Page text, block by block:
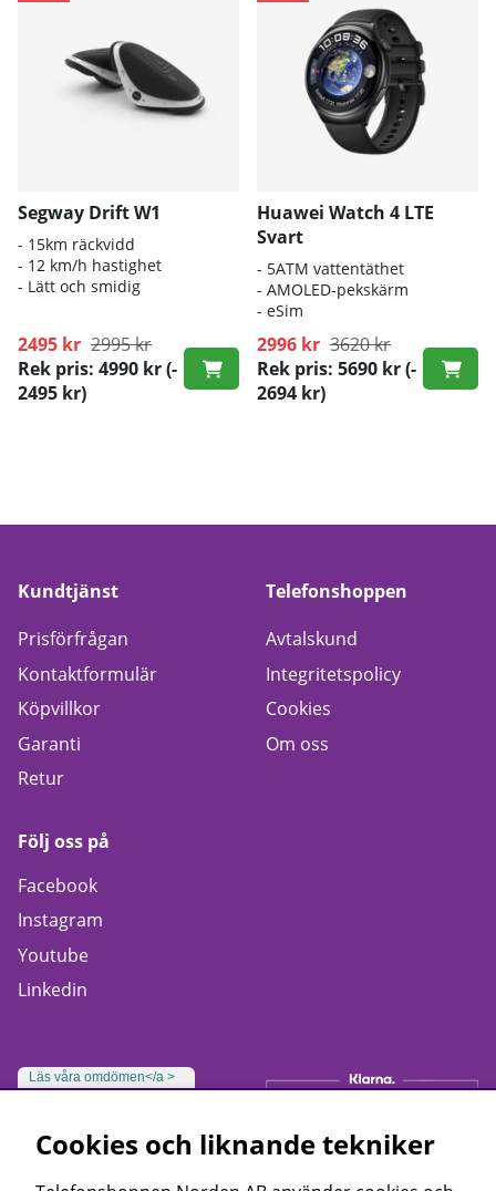
Segway Drift W1
- 15km räckvidd
- 12 km/h hastighet
- Lätt och smidig
2495 kr 2995 kr
Rek pris: 4990 kr(-
2495 kr)
Huawei Watch 4 LTE
Svart
- 5ATM vattentäthet
- AMOLED-pekskärm
- eSim
2996 kr 3620 kr
Rek pris: 5690 kr(-
2694 kr)
Kundtjänst
Prisförfrågan
Kontaktformulär
Köpvillkor
Garanti
Retur
Telefonshoppen
Avtalskund
Integritetspolicy
Cookies
Om oss
Följ oss på
Facebook
Instagram
Youtube
Linkedin
Läs våra omdömen</a >
Cookies och liknande tekniker